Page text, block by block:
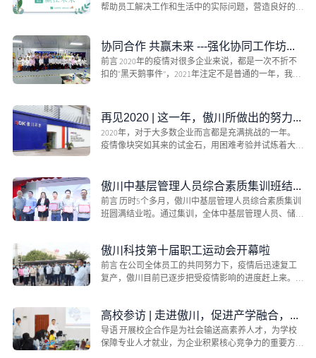
帮助员工解决工作和生活中的实际问题，营造良好的
协同合作 共赢未来 ---强化协同工作坊活动纪实
前言 2020年的疫情对很多企业来说，都是一次不折不
扣的“黑天鹅事件”，2021年注定不是普通的一年，我们
再见2020 | 这一年，傲川所做出的努力和改变
2020年，对于大多数企业而言都是充满挑战的一年。
疫情像块突如其来的试金石，用困难考验并试炼着大
傲川中基层管理人员综合素质集训班结业啦
前言 历时5个多月，傲川中基层管理人员综合素质集训
班圆满结业啦。通过集训，全体中基层管理人员、储
傲川科技第十届职工运动会开幕啦
前言 在公司全体员工的共同努力下，疫情后迅速复工
复产，傲川目前已逐步把受疫情影响的进度赶上来。
高校参访 | 走进傲川，促进产学融合，保障人才发展
导语 开展校企合作是为社会输送高素养人才，为学校
保障专业人才就业，为企业积累核心竞争力的重要方